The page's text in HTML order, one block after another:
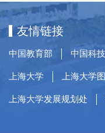
友情链接
中国教育部 中国科
上海大学 上海大学
上海大学发展规划处